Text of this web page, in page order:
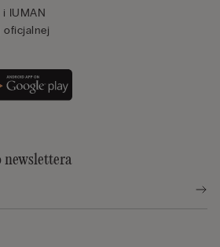
IUMAN
oficjalnej
newslettera